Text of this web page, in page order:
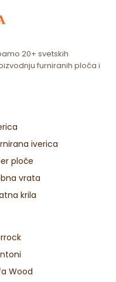
20+ svetskih
furniranih ploča i
iverica
ploče
vrata
krila
Wood